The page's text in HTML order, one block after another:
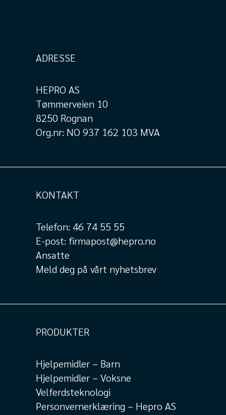
ADRESSE
HEPRO AS
Tømmerveien 10
8250 Rognan
Org.nr: NO 937 162 103 MVA
KONTAKT
Telefon: 46 74 55 55
E-post: firmapost@hepro.no
Ansatte
Meld deg på vårt nyhetsbrev
PRODUKTER
Hjelpemidler – Barn
Hjelpemidler – Voksne
Velferdsteknologi
Personvernerklæring – Hepro AS